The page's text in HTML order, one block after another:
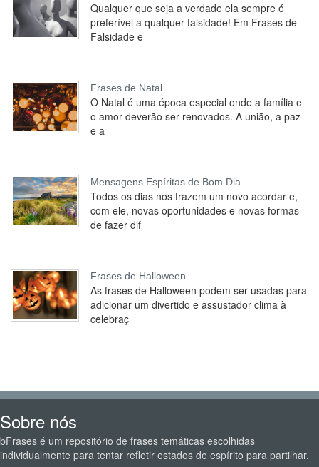
Qualquer que seja a verdade ela sempre é
preferível a qualquer falsidade! Em Frases de
Falsidade e
Frases de Natal
O Natal é uma época especial onde a família e
o amor deverão ser renovados. A união, a paz
e a
Mensagens Espíritas de Bom Dia
Todos os dias nos trazem um novo acordar e,
com ele, novas oportunidades e novas formas
de fazer dif
Frases de Halloween
As frases de Halloween podem ser usadas para
adicionar um divertido e assustador clima à
celebraç
Sobre nós
bFrases é um repositório de frases temáticas escolhidas
individualmente para tentar refletir estados de espírito para partilhar.